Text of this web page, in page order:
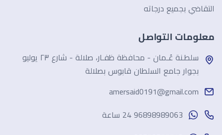
التقاضي بجميع درجاته
معلومات التواصل
سلطـنة عُـمان - محافظة ظفـار، صلالة - شارع ٢٣ يوليو
بجوار جامع السلطان قابوس بصلالة
amersaid0191@gmail.com
96898989063 24 ساعة